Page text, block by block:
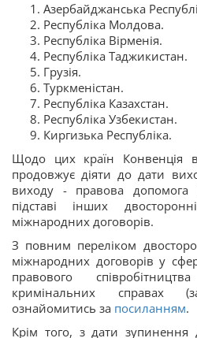
Азербайджанська
Республіка Молдова.
Республіка Вірменія.
Республіка Таджикистан.
Грузія.
Туркменістан.
Республіка Казахстан.
Республіка Узбекистан.
Киргизька Республіка.
Щодо цих країн Конвенція
продовжує діяти до дати
виходу - правова допомога
підставі інших
міжнародних договорів.
З повним переліком
міжнародних договорів у
правового
кримінальних справах
ознайомитись за посиланням.
Крім того, з дати зупинення